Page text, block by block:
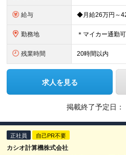
給与
勤務地
残業時間 20時間以内
求人を見る
掲載終了予定日：
正社員 自己PR不要
カシオ計算機株式会社